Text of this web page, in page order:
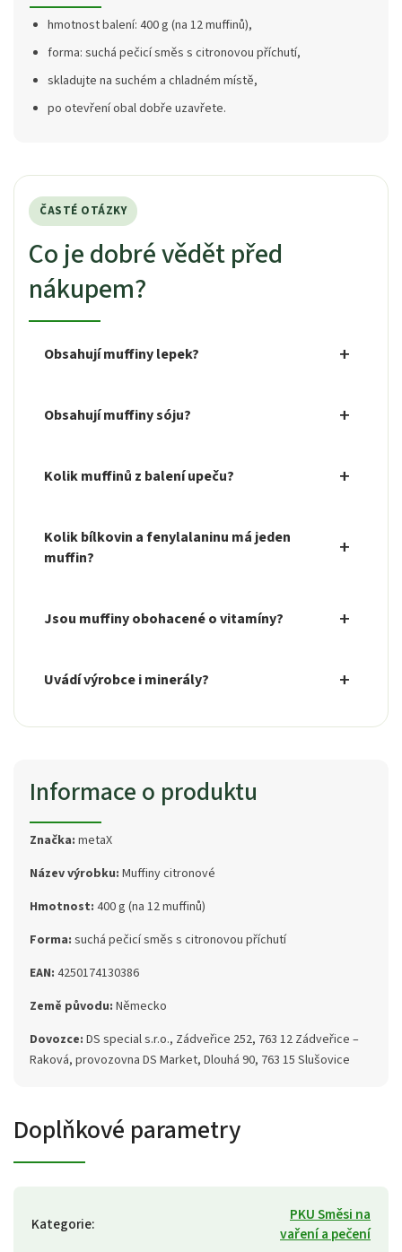
hmotnost balení: 400 g (na 12 muffinů),
forma: suchá pečicí směs s citronovou příchutí,
skladujte na suchém a chladném místě,
po otevření obal dobře uzavřete.
ČASTÉ OTÁZKY
Co je dobré vědět před
nákupem?
Obsahují muffiny lepek?
Obsahují muffiny sóju?
Kolik muffinů z balení upeču?
Kolik bílkovin a fenylalaninu má jeden
muffin?
Jsou muffiny obohacené o vitamíny?
Uvádí výrobce i minerály?
Informace o produktu
Značka: metaX
Název výrobku: Muffiny citronové
Hmotnost: 400 g (na 12 muffinů)
Forma: suchá pečicí směs s citronovou příchutí
EAN: 4250174130386
Země původu: Německo
Dovozce: DS special s.r.o., Zádveřice 252, 763 12 Zádveřice –
Raková, provozovna DS Market, Dlouhá 90, 763 15 Slušovice
Doplňkové parametry
Kategorie:
PKU Směsi na
vaření a pečení